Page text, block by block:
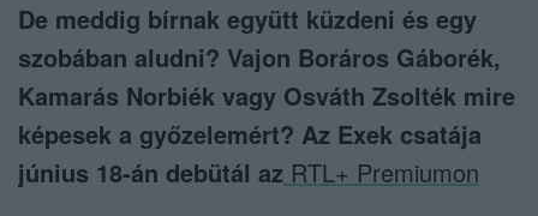
De meddig bírnak együtt küzdeni és egy
szobában aludni? Vajon Boráros Gáborék,
Kamarás Norbiék vagy Osváth Zsolték mire
képesek a győzelemért? Az Exek csatája
június 18-án debütál az RTL+ Premiumon